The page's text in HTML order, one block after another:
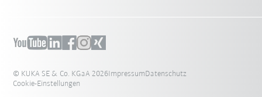
© KUKA SE & Co. KGaA 2026 Impressum Datenschutz
Cookie-Einstellungen